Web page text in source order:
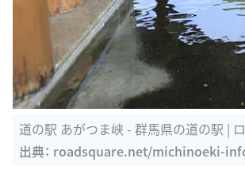
道の駅 あがつま峡 - 群馬県の道の駅 |
出典： roadsquare.net/michinoeki-